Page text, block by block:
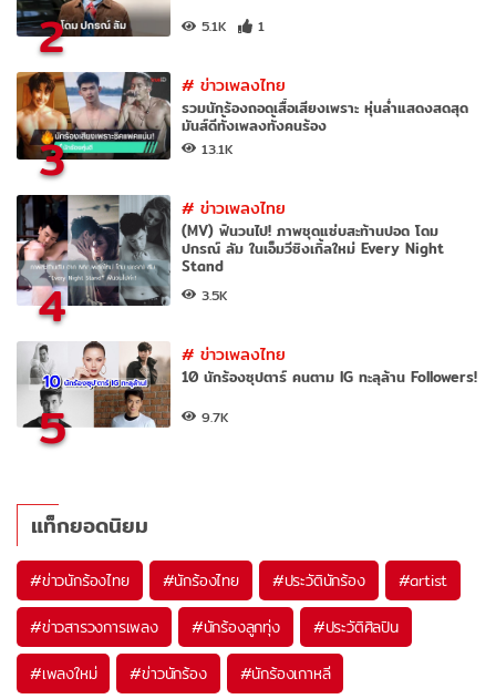
2 5.1K 1
3
#ข่าวเพลงไทย
รวมนักร้องถอดเสื้อเสียงเพราะ หุ่นล่ำแสดงสดสุด
มันส์ดีทั้งเพลงทั้งคนร้อง
13.1K
4
#ข่าวเพลงไทย
(MV) ฟินวนไป! ภาพชุดแซ่บสะท้านปอด โดม
ปกรณ์ ลัม ในเอ็มวีซิงเกิ้ลใหม่ Every Night
Stand
3.5K
5
#ข่าวเพลงไทย
10 นักร้องซุปตาร์ คนตาม IG ทะลุล้าน Followers!
9.7K
แท็กยอดนิยม
#ข่าวนักร้องไทย #นักร้องไทย #ประวัตินักร้อง #artist
#ข่าวสารวงการเพลง #นักร้องลูกทุ่ง #ประวัติศิลปิน
#เพลงใหม่ #ข่าวนักร้อง #นักร้องเกาหลี